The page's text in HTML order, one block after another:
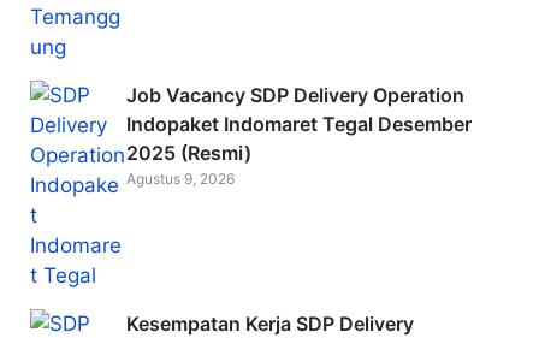
Job Vacancy SDP Delivery Operation
Indopaket Indomaret Tegal Desember
2025 (Resmi)
Agustus 9, 2026
Kesempatan Kerja SDP Delivery